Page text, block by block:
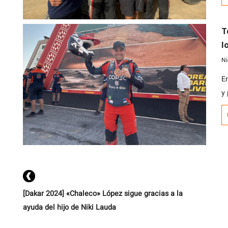
y
[Dakar 2024] «Chaleco» López sigue gracias a la
ayuda del hijo de Niki Lauda